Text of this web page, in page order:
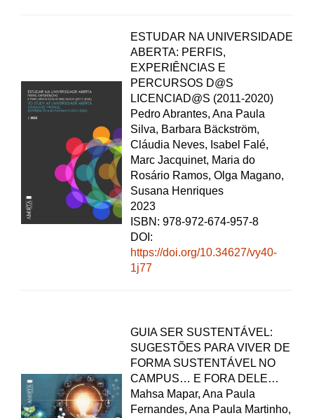
ESTUDAR NA UNIVERSIDADE
ABERTA: PERFIS,
EXPERIÊNCIAS E
PERCURSOS D@S
LICENCIAD@S (2011-2020)
Pedro Abrantes, Ana Paula
Silva, Barbara Bäckström,
Cláudia Neves, Isabel Falé,
Marc Jacquinet, Maria do
Rosário Ramos, Olga Magano,
Susana Henriques
2023
ISBN: 978-972-674-957-8
DOI:
https://doi.org/10.34627/vy40-
1j77
GUIA SER SUSTENTÁVEL:
SUGESTÕES PARA VIVER DE
FORMA SUSTENTÁVEL NO
CAMPUS… E FORA DELE…
Mahsa Mapar, Ana Paula
Fernandes, Ana Paula Martinho,